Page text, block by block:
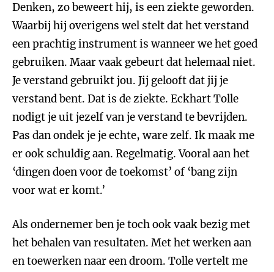
Denken, zo beweert hij, is een ziekte geworden.
Waarbij hij overigens wel stelt dat het verstand
een prachtig instrument is wanneer we het goed
gebruiken. Maar vaak gebeurt dat helemaal niet.
Je verstand gebruikt jou. Jij gelooft dat jij je
verstand bent. Dat is de ziekte. Eckhart Tolle
nodigt je uit jezelf van je verstand te bevrijden.
Pas dan ondek je je echte, ware zelf. Ik maak me
er ook schuldig aan. Regelmatig. Vooral aan het
‘dingen doen voor de toekomst’ of ‘bang zijn
voor wat er komt.’
Als ondernemer ben je toch ook vaak bezig met
het behalen van resultaten. Met het werken aan
en toewerken naar een droom. Tolle vertelt me